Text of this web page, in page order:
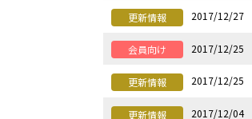
更新情報 2017/12/27
会員向け 2017/12/25
更新情報 2017/12/25
更新情報 2017/12/04